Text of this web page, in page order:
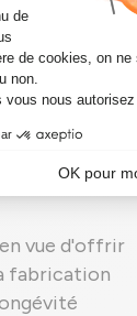
et
Altea
vue d'offrir
fabrication